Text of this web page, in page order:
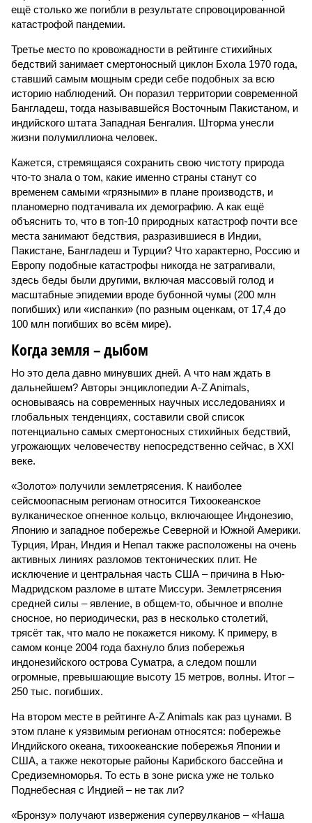
ещё столько же погибли в результате спровоцированной
катастрофой пандемии.
Третье место по кровожадности в рейтинге стихийных
бедствий занимает смертоносный циклон Бхола 1970 года,
ставший самым мощным среди себе подобных за всю
историю наблюдений. Он поразил территории современной
Бангладеш, тогда называвшейся Восточным Пакистаном, и
индийского штата Западная Бенгалия. Шторма унесли
жизни полумиллиона человек.
Кажется, стремящаяся сохранить свою чистоту природа
что-то знала о том, какие именно страны станут со
временем самыми «грязными» в плане производств, и
планомерно подтачивала их демографию. А как ещё
объяснить то, что в топ-10 природных катастроф почти все
места занимают бедствия, разразившиеся в Индии,
Пакистане, Бангладеш и Турции? Что характерно, Россию и
Европу подобные катастрофы никогда не затрагивали,
здесь беды были другими, включая массовый голод и
масштабные эпидемии вроде бубонной чумы (200 млн
погибших) или «испанки» (по разным оценкам, от 17,4 до
100 млн погибших во всём мире).
Когда земля – дыбом
Но это дела давно минувших дней. А что нам ждать в
дальнейшем? Авторы энциклопедии A-Z Animals,
основываясь на современных научных исследованиях и
глобальных тенденциях, составили свой список
потенциально самых смертоносных стихийных бедствий,
угрожающих человечеству непосредственно сейчас, в XXI
веке.
«Золото» получили землетрясения. К наиболее
сейсмоопасным регионам относится Тихоокеанское
вулканическое огненное кольцо, включающее Индонезию,
Японию и западное побережье Северной и Южной Америки.
Турция, Иран, Индия и Непал также расположены на очень
активных линиях разломов тектонических плит. Не
исключение и центральная часть США – причина в Нью-
Мадридском разломе в штате Миссури. Землетрясения
средней силы – явление, в общем-то, обычное и вполне
сносное, но периодически, раз в несколько столетий,
трясёт так, что мало не покажется никому. К примеру, в
самом конце 2004 года бахнуло близ побережья
индонезийского острова Суматра, а следом пошли
огромные, превышающие высоту 15 метров, волны. Итог –
250 тыс. погибших.
На втором месте в рейтинге A-Z Animals как раз цунами. В
этом плане к уязвимым регионам относятся: побережье
Индийского океана, тихо­океанские побережья Японии и
США, а также некоторые районы Карибского бассейна и
Средиземноморья. То есть в зоне риска уже не только
Поднебесная с Индией – не так ли?
«Бронзу» получают извержения супервулканов – «Наша